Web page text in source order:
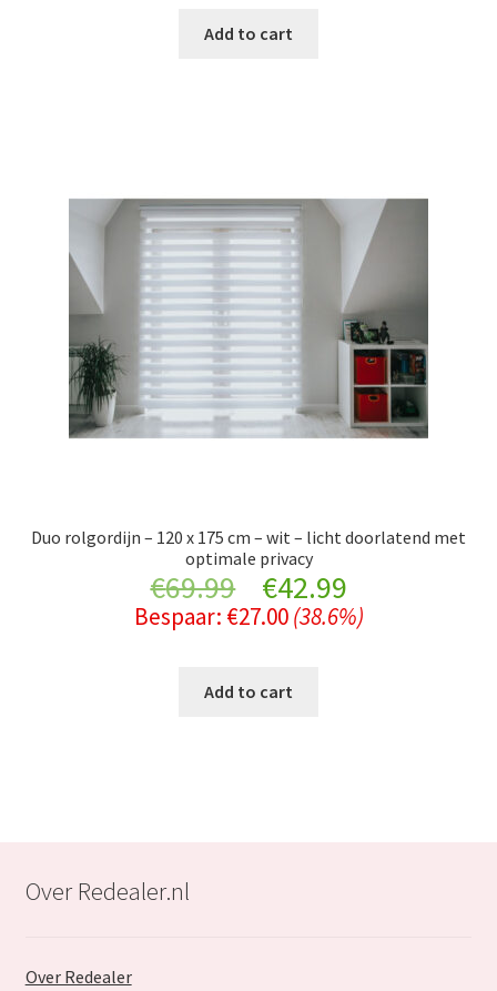
was:
Add to cart
Duo rolgordijn – 120 x 175 cm – wit – licht doorlatend met
optimale privacy
€69.99
Original
price
was:
€42.99Current
price
Bespaar: €27.00 (38.6%)
Add to cart
Over Redealer.nl
Over Redealer